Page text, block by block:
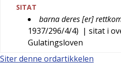
SITAT
barna deres [er]
1937/296/4/4) | sitat i
Gulatingsloven
Siter denne ordartikkelen